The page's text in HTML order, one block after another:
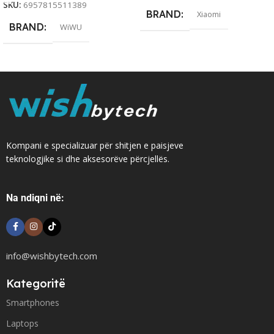
SKU: 6957815511389
BRAND WiWU
BRAND Xiaomi
Kompani e specializuar për shitjen e paisjeve
teknologjike si dhe aksesorëve përcjellës.
Na ndiqni në:
info@wishbytech.com
Kategoritë
Smartphones
Laptops